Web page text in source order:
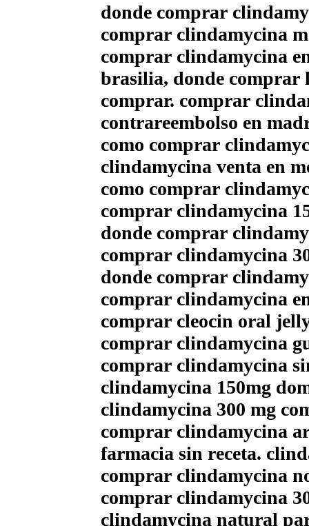
donde comprar
comprar clindamycina
comprar clindamycina
brasilia, donde comprar
comprar. comprar
contrareembolso en
como comprar
clindamycina venta en
como comprar
comprar clindamycina
donde comprar
comprar clindamycina
donde comprar
comprar clindamycina
comprar cleocin oral
comprar clindamycina
comprar clindamycina
clindamycina 150mg
clindamycina 300 mg
comprar clindamycina
farmacia sin receta.
comprar clindamycina
comprar clindamycina
clindamycina natural